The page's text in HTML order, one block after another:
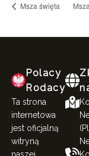
Msza święta
Polacy
Rodacy
Ta strona
internetowa
jest oficjalną
witryną